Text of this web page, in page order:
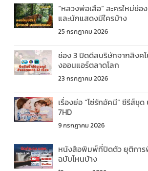
“หลวงพ่อเสือ” ละครใหม่ช่อ
และนักแสดงมีใครบ้าง
25 กรกฎาคม 2026
ช่อง 3 ปิดดีลบริษัทจากสิงคโ
งออนแอร์ตลาดโลก
23 กรกฎาคม 2026
เรื่องย่อ “โซ่รักอัคนี” ซีรีส์ชุ
7HD
9 กรกฎาคม 2026
หนังสือพิมพ์ที่ปิดตัว ยุติการ
ฉบับไหนบ้าง